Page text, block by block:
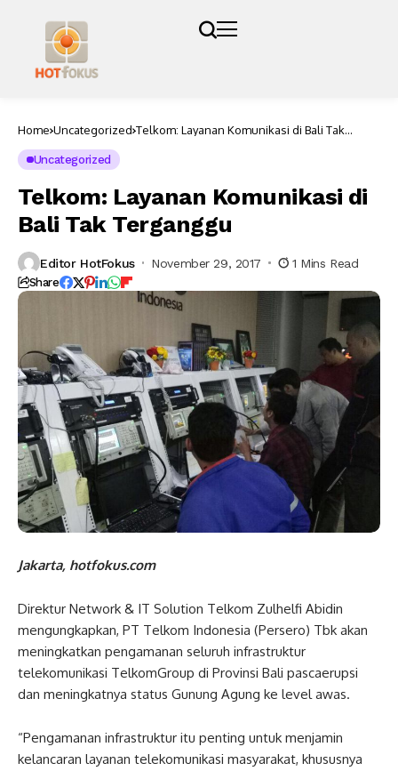
Home Uncategorized Telkom: Layanan Komunikasi di Bali Tak
Uncategorized
Telkom: Layanan Komunikasi di
Bali Tak Terganggu
Editor HotFokus November 29, 2017 1 Mins Read
Share
Jakarta, hotfokus.com
Direktur Network & IT Solution Telkom Zulhelfi Abidin
mengungkapkan, PT Telkom Indonesia (Persero) Tbk akan
meningkatkan pengamanan seluruh infrastruktur
telekomunikasi TelkomGroup di Provinsi Bali pascaerupsi
dan meningkatnya status Gunung Agung ke level awas.
“Pengamanan infrastruktur itu penting untuk menjamin
kelancaran layanan telekomunikasi masyarakat, khususnya